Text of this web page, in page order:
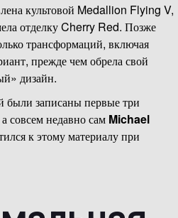
культовой Medallion Flying V,
отделку Cherry Red. Позже
трансформаций, включая
прежде чем обрела свой
дизайн.
были записаны первые три
совсем недавно сам Michael
к этому материалу при